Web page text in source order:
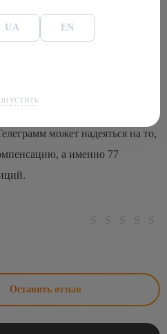
сейчас Телеграмм планирует
токенов Gram потеряет
может надеяться на то,
а именно 77
Оставить отзыв
UA EN